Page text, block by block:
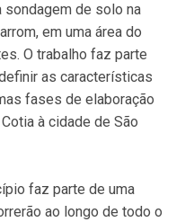
sondagem de solo na
em uma área do
O trabalho faz parte
as características
fases de elaboração
à cidade de São
faz parte de uma
ao longo de todo o